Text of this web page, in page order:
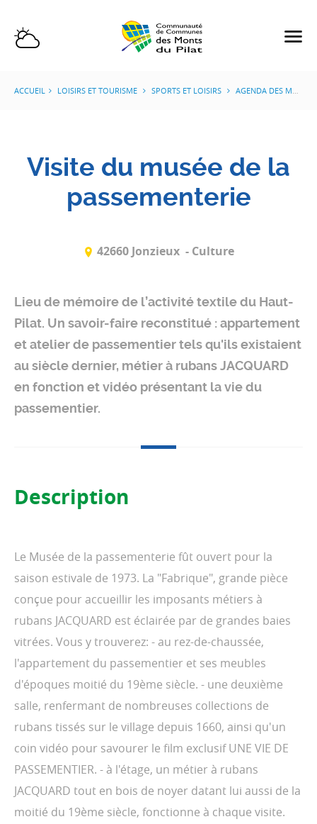
ACCUEIL LOISIRS ET TOURISME SPORTS ET LOISIRS AGENDA DES MANIFESTATIONS
Visite du musée de la
passementerie
42660 Jonzieux - Culture
Lieu de mémoire de l’activité textile du Haut-
Pilat. Un savoir-faire reconstitué : appartement
et atelier de passementier tels qu'ils existaient
au siècle dernier, métier à rubans JACQUARD
en fonction et vidéo présentant la vie du
passementier.
Description
Le Musée de la passementerie fût ouvert pour la
saison estivale de 1973. La "Fabrique", grande pièce
conçue pour accueillir les imposants métiers à
rubans JACQUARD est éclairée par de grandes baies
vitrées. Vous y trouverez: - au rez-de-chaussée,
l'appartement du passementier et ses meubles
d'époques moitié du 19ème siècle. - une deuxième
salle, renfermant de nombreuses collections de
rubans tissés sur le village depuis 1660, ainsi qu'un
coin vidéo pour savourer le film exclusif UNE VIE DE
PASSEMENTIER. - à l'étage, un métier à rubans
JACQUARD tout en bois de noyer datant lui aussi de la
moitié du 19ème siècle, fonctionne à chaque visite.